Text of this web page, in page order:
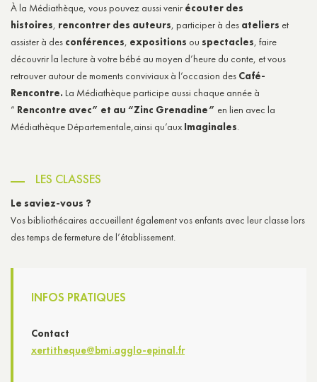
À la Médiathèque, vous pouvez aussi venir écouter des
histoires, rencontrer des auteurs, participer à des ateliers et
assister à des conférences, expositions ou spectacles, faire
découvrir la lecture à votre bébé au moyen d’heure du conte, et vous
retrouver autour de moments conviviaux à l’occasion des Café-
Rencontre. La Médiathèque participe aussi chaque année à
” Rencontre avec” et au “Zinc Grenadine” en lien avec la
Médiathèque Départementale,ainsi qu’aux Imaginales
LES CLASSES
Le saviez-vous ?
Vos bibliothécaires accueillent également vos enfants avec leur classe lors
des temps de fermeture de l’établissement.
INFOS PRATIQUES
Contact
xertitheque@bmi.agglo-epinal.fr